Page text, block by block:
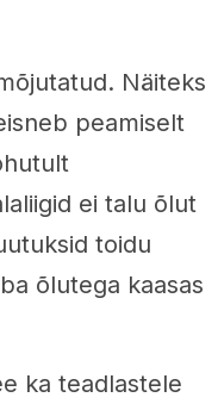
Näiteks
peamiselt
ei talu õlut
toidu
õlutega kaasas
ka teadlastele